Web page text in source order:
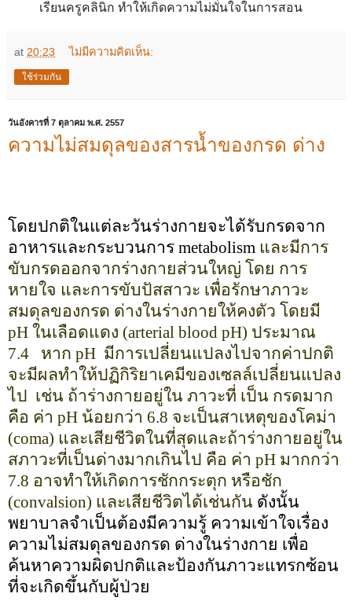
เรียนครูคลินิก ทำให้เกิดความไม่มั่นใจในการสอน
at 20:23 ไม่มีความคิดเห็น:
ใช้ร่วมกัน
วันอังคารที่ 7 ตุลาคม พ.ศ. 2557
ความไม่สมดุลของสารน้ำของกรด ด่าง
โดยปกติในแต่ละวันร่างกายจะได้รับกรดจาก
อาหารและกระบวนการ metabolism และมีการ
ขับกรดออกจากร่างกายส่วนใหญ่ โดย การ
หายใจ และการขับปัสสาวะ เพื่อรักษาภาวะ
สมดุลของกรด ด่างในร่างกายให้คงตัว โดยมี
pH ในเลือดแดง (arterial blood pH) ประมาณ
7.4
หาก pH มีการเปลี่ยนแปลงไปจากค่าปกติ
จะมีผลทำให้ปฏิกิริยาเคมีของเซลล์เปลี่ยนแปลง
ไป เช่น ถ้าร่างกายอยู่ใน ภาวะที่ เป็น กรดมาก
คือ ค่า pH น้อยกว่า 6.8 จะเป็นสาเหตุของโคม่า
(coma) และเสียชีวิตในที่สุดและถ้าร่างกายอยู่ใน
สภาวะที่เป็นด่างมากเกินไป คือ ค่า pH มากกว่า
7.8 อาจทำให้เกิดการชักกระตุก หรือชัก
(convalsion) และเสียชีวิตได้เช่นกัน ดังนั้น
พยาบาลจำเป็นต้องมีความรู้ ความเข้าใจเรื่อง
ความไม่สมดุลของกรด ด่างในร่างกาย เพื่อ
ค้นหาความผิดปกติและป้องกันภาวะแทรกซ้อน
ที่จะเกิดขึ้นกับผู้ป่วย